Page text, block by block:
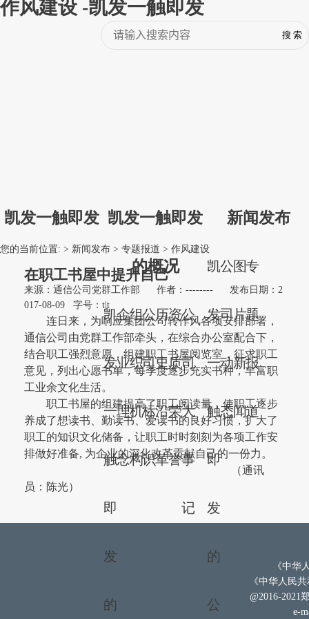
作风建设 -凯发一触即发
凯发一触即发 凯发一触即发
的概况
凯
发
一
触
即
发
的
企
业
理
念
组
织
机
构
公
司
标
识
历
史
沿
革
资
质
荣
誉
公
司
大
事
记
新闻发布
凯
发
一
触
即
发
的
公
公
司
动
态
图
片
新
闻
专
题
报
道
您的当前位置: > 新闻发布 > 专题报道 > 作风建设
在职工书屋中提升自己
来源：通信公司党群工作部 作者：--------
发布日期：2
017-08-09
字号： t|t
连日来，为响应集团公司转作风各项安排部署，
通信公司由党群工作部牵头，在综合办公室配合下，
结合职工强烈意愿，组建职工书屋阅览室，征求职工
意见，列出心愿书单，每季度逐步充实书种，丰富职
工业余文化生活。
职工书屋的组建提高了职工阅读量，使职工逐步
养成了想读书、勤读书、爱读书的良好习惯，扩大了
职工的知识文化储备，让职工时时刻刻为各项工作安
排做好准备, 为企业的深化改革贡献自己的一份力。
（通讯
员：陈光）
《中华
《中华人民
@2016-2021
e-